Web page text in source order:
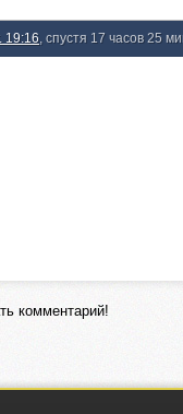
19:16 , спустя 17 часов 25
комментарий!